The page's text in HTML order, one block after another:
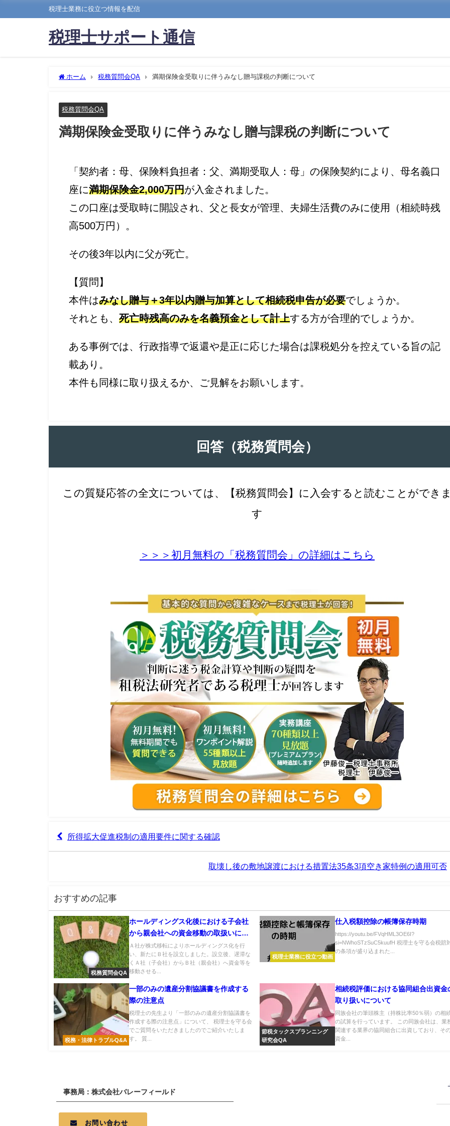
税理士業務に役立つ情報を配信
税理士サポート通信
ホーム 税務質問会QA 満期保険金受取りに伴うみなし贈与課税の判断について
税務質問会QA
満期保険金受取りに伴うみなし贈与課税の判断について
「契約者：母、保険料負担者：父、満期受取人：母」の保険契約により、母名義口
座に満期保険金2,000万円が入金されました。
この口座は受取時に開設され、父と長女が管理、夫婦生活費のみに使用（相続時残
高500万円）。
その後3年以内に父が死亡。
【質問】
本件はみなし贈与＋3年以内贈与加算として相続税申告が必要でしょうか。
それとも、 死亡時残高のみを名義預金として計上する方が合理的でしょうか。
ある事例では、行政指導で返還や是正に応じた場合は課税処分を控えている旨の記
載あり。
本件も同様に取り扱えるか、ご見解をお願いします。
回答（税務質問会）
この質疑応答の全文については、【税務質問会】に入会すると読むことができ
す
＞＞＞初月無料の「税務質問会」の詳細はこちら
所得拡大促進税制の適用要件に関する確認
取壊し後の敷地譲渡における措置法35条3項空き家特例の適用可否
おすすめの記事
税務質問会QA
ホールディングス化後における子会社
から親会社への資金移動の取扱いにつ
いて
Ａ社が株式移転によりホールディングス化を行
い、新たにＢ社を設立しました。設立後、遅滞な
くＡ社（子会社）からＢ社（親会社）へ資金等を
移動させる...
税理士業務に役立つ動画
仕入税額控除の帳簿保存時期
https://youtu.be/FVqHML3OE6I?
si=NWhoSTzSuC5kuufH 税理士を守る会税賠
の条項が盛り込まれた...
税務・法律トラブルQ&A
一部のみの遺産分割協議書を作成する
際の注意点
税理士の先生より「一部のみの遺産分割協議書を
作成する際の注意点」について、 税理士を守る会
でご質問をいただきましたのでご紹介いたしま
す。 質...
節税タックスプランニング
研究会QA
相続税評価における協同組合出資金
取り扱いについて
同族会社の筆頭株主（持株比率50％弱）の相
の試算を行っています。 この同族会社は、業
関連する業界の協同組合に出資しており、そ
資金...
事務局：株式会社バレーフィールド
お問い合わせ